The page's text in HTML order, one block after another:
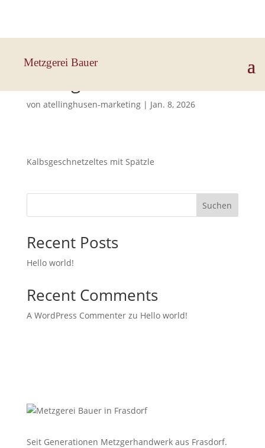
Metzgerei Bauer
von atellinghusen-marketing| Jan. 8, 2026
Kalbsgeschnetzeltes mit Spätzle
Suchen
Recent Posts
Hello world!
Recent Comments
A WordPress Commenterzu Hello world!
Seit Generationen Metzgerhandwerk aus Frasdorf.